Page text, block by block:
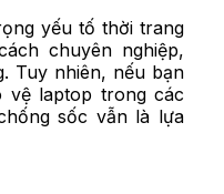
yếu tố thời trang
chuyên nghiệp,
Tuy nhiên, nếu bạn
vệ laptop trong các
sốc vẫn là lựa